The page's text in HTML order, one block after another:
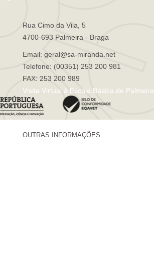
Rua Cimo da Vila, 5
4700-693 Palmeira - Braga
Email: geral@sa-miranda.net
Telefone: (00351) 253 200 981
FAX: 253 200 989
Visita Virtual à Escola Básica de Palmeira
OUTRAS INFORMAÇÕES